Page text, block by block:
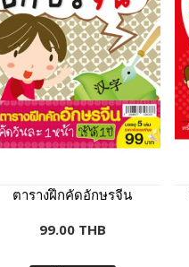
ตารางฝึกคัดอักษรจีน
99.00 THB